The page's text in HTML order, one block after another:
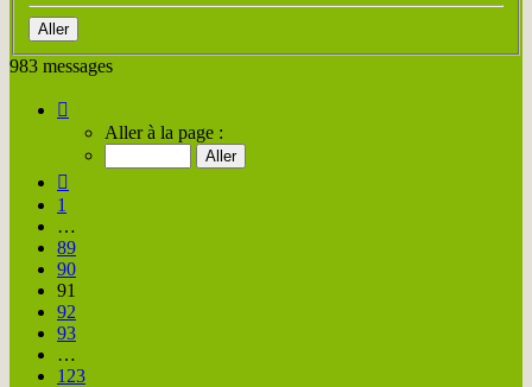
983 messages
91
sur
Aller à la page :
1
…
89
90
91
92
93
…
123